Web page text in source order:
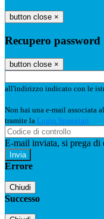
button close ×
Recupero password
button close ×
all'indirizzo indicato con le
Non hai una e-mail associata
tramite la Login Spaggiari
E-mail inviata, si prega di
Errore
Chiudi
Successo